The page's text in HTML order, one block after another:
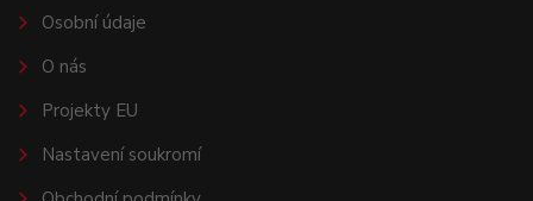
Osobní údaje
O nás
Projekty EU
Nastavení soukromí